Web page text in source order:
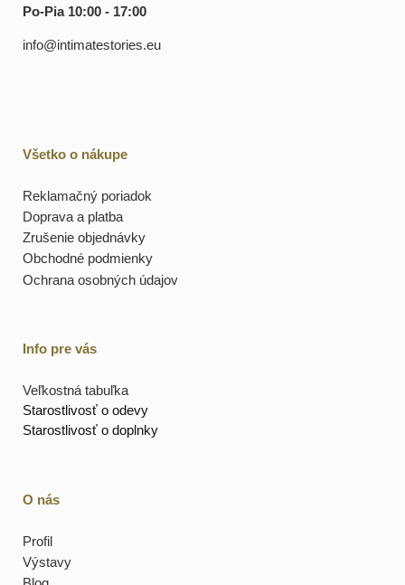
Po-Pia 10:00 - 17:00
info@intimatestories.eu
Všetko o nákupe
Reklamačný poriadok
Doprava a platba
Zrušenie objednávky
Obchodné podmienky
Ochrana osobných údajov
Info pre vás
Veľkostná tabuľka
Starostlivosť o odevy
Starostlivosť o doplnky
O nás
Profil
Výstavy